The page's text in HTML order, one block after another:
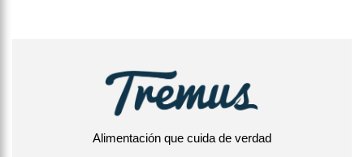
Alimentación que cuida de verdad